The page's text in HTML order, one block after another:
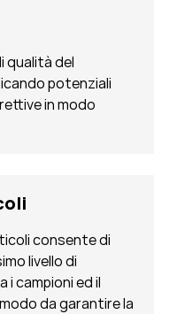
qualità del
potenziali
in modo
consente di
livello di
campioni ed il
da garantire la